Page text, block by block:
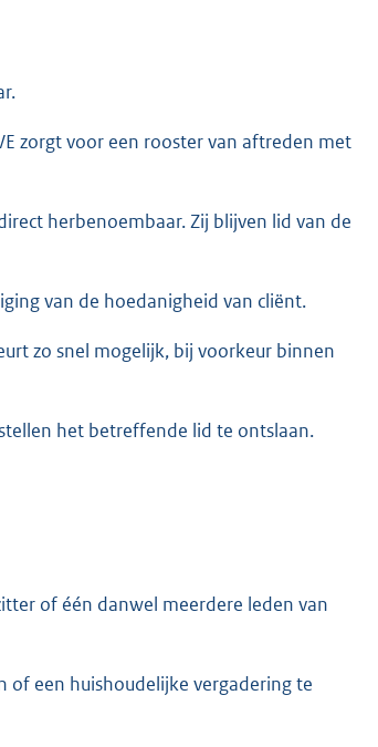
zorgt voor een rooster van aftreden met
herbenoembaar. Zij blijven lid van de
van de hoedanigheid van cliënt.
zo snel mogelijk, bij voorkeur binnen
het betreffende lid te ontslaan.
of één danwel meerdere leden van
of een huishoudelijke vergadering te